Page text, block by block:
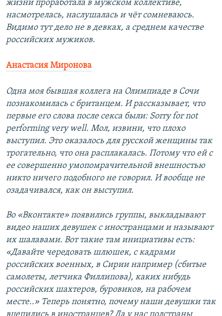
жизни проработала в мужском коллективе,
насмотрелась, наслушалась и чёт сомневаюсь.
Видимо тут дело не в девках, а среднем качестве
российских мужиков.
Анастасия Миронова
Одна моя бывшая коллега на Олимпиаде в Сочи
познакомилась с британцем. И рассказывает, что
первые его слова после секса были: Sorry for not
performing very well. Мол, извини, что плохо
выступил. Это оказалось для русской женщины так
трогательно, что она расплакалась. Потому что ей с
ее совершенно умопомрачительной внешностью
никто ничего подобного не говорил. И вообще не
озадачивался, как он выступил.
Во «Вконтакте» появились группы, выкладывают
видео наших девушек с иностранцами и называют
их шалавами. Вот такие там инициативы есть:
«Давайте чередовать шлюшек, с кадрами
российских военных, в Сирии например (сбитые
самолеты, летчика Филлипова), каких нибудь
российских шахтеров, буровиков, на рабочем
месте..» Теперь понятно, почему наши девушки так